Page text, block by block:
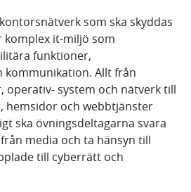
som ska skyddas
it-miljö som
funktioner,
kommunikation. Allt från
operativ- system och nätverk till
hemsidor och webbtjänster
ska övningsdeltagarna svara
media och ta hänsyn till
till cyberrätt och